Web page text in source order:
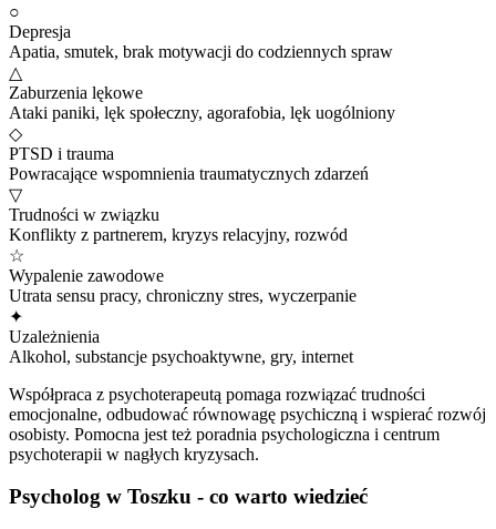
○
Depresja
Apatia, smutek, brak motywacji do codziennych spraw
△
Zaburzenia lękowe
Ataki paniki, lęk społeczny, agorafobia, lęk uogólniony
◇
PTSD i trauma
Powracające wspomnienia traumatycznych zdarzeń
▽
Trudności w związku
Konflikty z partnerem, kryzys relacyjny, rozwód
☆
Wypalenie zawodowe
Utrata sensu pracy, chroniczny stres, wyczerpanie
✦
Uzależnienia
Alkohol, substancje psychoaktywne, gry, internet
Współpraca z psychoterapeutą pomaga rozwiązać trudności
emocjonalne, odbudować równowagę psychiczną i wspierać rozwój
osobisty. Pomocna jest też poradnia psychologiczna i centrum
psychoterapii w nagłych kryzysach.
Psycholog w Toszku - co warto wiedzieć